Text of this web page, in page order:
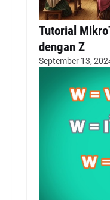
Tutorial
dengan Z
September 13,